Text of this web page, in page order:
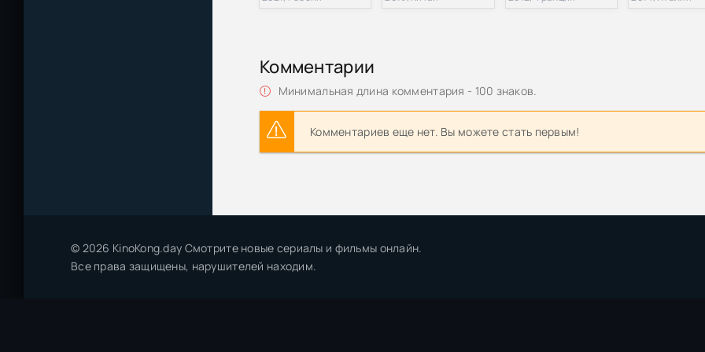
Комментарии
Минимальная длина комментария - 100 знаков.
Комментариев еще нет. Вы можете стать первым!
© 2026 KinoKong.day Смотрите новые сериалы и фильмы онлайн.
Все права защищены, нарушителей находим.